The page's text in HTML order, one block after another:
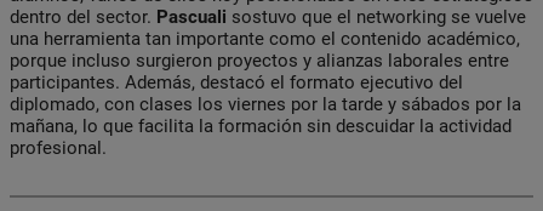
dentro del sector. Pascuali sostuvo que el networking se vuelve
una herramienta tan importante como el contenido académico,
porque incluso surgieron proyectos y alianzas laborales entre
participantes. Además, destacó el formato ejecutivo del
diplomado, con clases los viernes por la tarde y sábados por la
mañana, lo que facilita la formación sin descuidar la actividad
profesional.